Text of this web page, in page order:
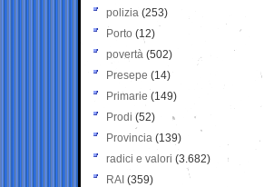
polizia (253)
Porto (12)
povertà (502)
Presepe (14)
Primarie (149)
Prodi (52)
Provincia (139)
radici e valori (3.682)
RAI (359)